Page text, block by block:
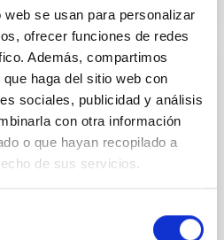
se usan para personalizar
ofrecer funciones de redes
Además, compartimos
haga del sitio web con
sociales, publicidad y análisis
con otra información
o que hayan recopilado a
de sus servicios.
around galaxy
investigation with
three surveys: the Dark